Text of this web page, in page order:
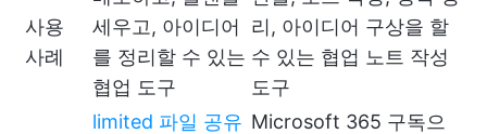
사용
사례
세우고, 아이디어
를 정리할 수 있는
협업 도구
리, 아이디어 구상을 할
수 있는 협업 노트 작성
도구
limited 파일 공유 Microsoft 365 구독으